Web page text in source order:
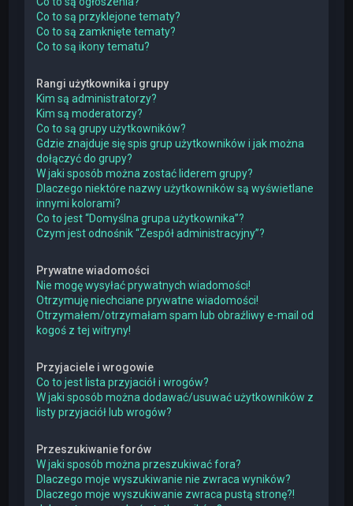
Co to są przyklejone tematy?
Co to są zamknięte tematy?
Co to są ikony tematu?
Rangi użytkownika i grupy
Kim są administratorzy?
Kim są moderatorzy?
Co to są grupy użytkowników?
Gdzie znajduje się spis grup użytkowników i jak można
dołączyć do grupy?
W jaki sposób można zostać liderem grupy?
Dlaczego niektóre nazwy użytkowników są wyświetlane
innymi kolorami?
Co to jest “Domyślna grupa użytkownika”?
Czym jest odnośnik “Zespół administracyjny”?
Prywatne wiadomości
Nie mogę wysyłać prywatnych wiadomości!
Otrzymuję niechciane prywatne wiadomości!
Otrzymałem/otrzymałam spam lub obraźliwy e-mail od
kogoś z tej witryny!
Przyjaciele i wrogowie
Co to jest lista przyjaciół i wrogów?
W jaki sposób można dodawać/usuwać użytkowników z
listy przyjaciół lub wrogów?
Przeszukiwanie forów
W jaki sposób można przeszukiwać fora?
Dlaczego moje wyszukiwanie nie zwraca wyników?
Dlaczego moje wyszukiwanie zwraca pustą stronę?!